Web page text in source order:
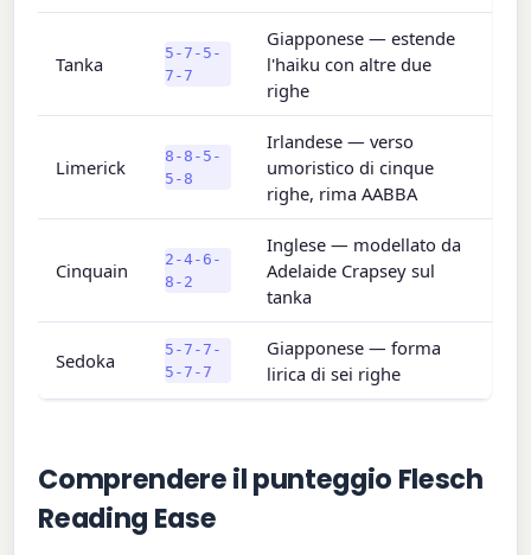
Tanka
5-7-5-
7-7
Giapponese — estende
l'haiku con altre due
righe
Limerick
8-8-5-
5-8
Irlandese — verso
umoristico di cinque
righe, rima AABBA
Cinquain
2-4-6-
8-2
Inglese — modellato da
Adelaide Crapsey sul
tanka
Sedoka
5-7-7-
5-7-7
Giapponese — forma
lirica di sei righe
Comprendere il punteggio Flesch
Reading Ease